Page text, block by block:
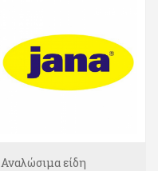
Αναλώσιμα είδη